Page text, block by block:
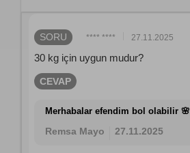
SORU **** **** 27.11.2025
30 kg için uygun mudur?
CEVAP
Merhabalar efendim bol olabilir 🌸
Remsa Mayo 27.11.2025